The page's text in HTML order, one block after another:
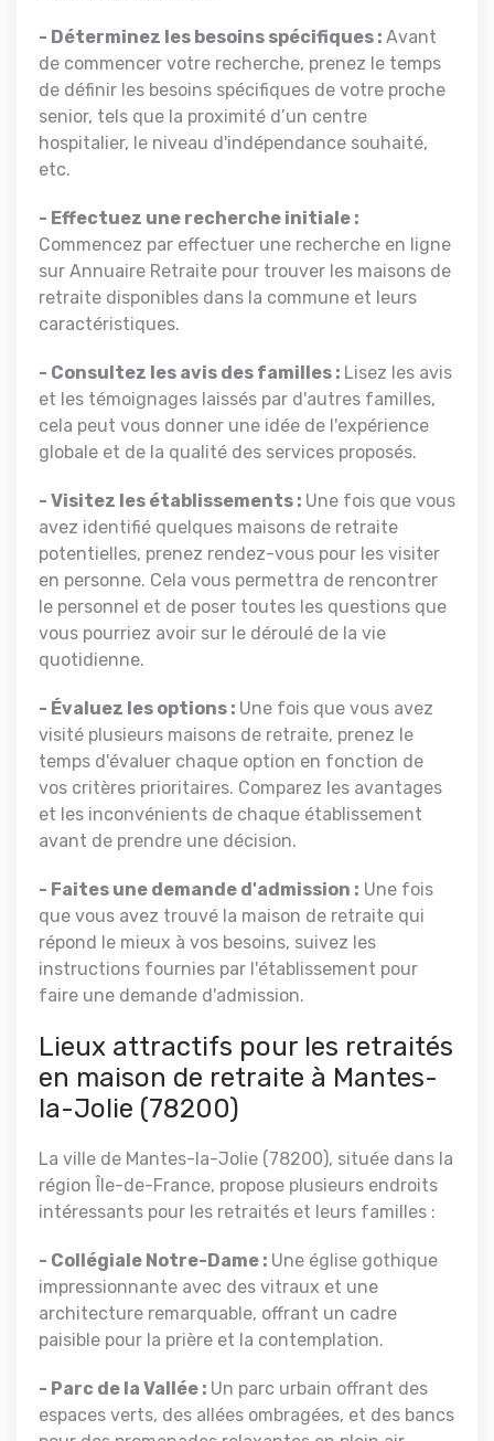
- Déterminez les besoins spécifiques : Avant
de commencer votre recherche, prenez le temps
de définir les besoins spécifiques de votre proche
senior, tels que la proximité d’un centre
hospitalier, le niveau d'indépendance souhaité,
etc.
- Effectuez une recherche initiale :
Commencez par effectuer une recherche en ligne
sur Annuaire Retraite pour trouver les maisons de
retraite disponibles dans la commune et leurs
caractéristiques.
- Consultez les avis des familles : Lisez les avis
et les témoignages laissés par d'autres familles,
cela peut vous donner une idée de l'expérience
globale et de la qualité des services proposés.
- Visitez les établissements : Une fois que vous
avez identifié quelques maisons de retraite
potentielles, prenez rendez-vous pour les visiter
en personne. Cela vous permettra de rencontrer
le personnel et de poser toutes les questions que
vous pourriez avoir sur le déroulé de la vie
quotidienne.
- Évaluez les options : Une fois que vous avez
visité plusieurs maisons de retraite, prenez le
temps d'évaluer chaque option en fonction de
vos critères prioritaires. Comparez les avantages
et les inconvénients de chaque établissement
avant de prendre une décision.
- Faites une demande d'admission : Une fois
que vous avez trouvé la maison de retraite qui
répond le mieux à vos besoins, suivez les
instructions fournies par l'établissement pour
faire une demande d'admission.
Lieux attractifs pour les retraités
en maison de retraite à Mantes-
la-Jolie (78200)
La ville de Mantes-la-Jolie (78200), située dans la
région Île-de-France, propose plusieurs endroits
intéressants pour les retraités et leurs familles :
- Collégiale Notre-Dame : Une église gothique
impressionnante avec des vitraux et une
architecture remarquable, offrant un cadre
paisible pour la prière et la contemplation.
- Parc de la Vallée : Un parc urbain offrant des
espaces verts, des allées ombragées, et des bancs